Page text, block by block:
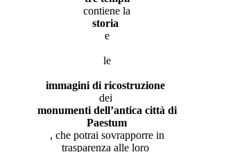
contiene la
storia
e
le
immagini di ricostruzione
dei
monumenti dell’antica città di
Paestum
, che potrai sovrapporre in
trasparenza alle loro